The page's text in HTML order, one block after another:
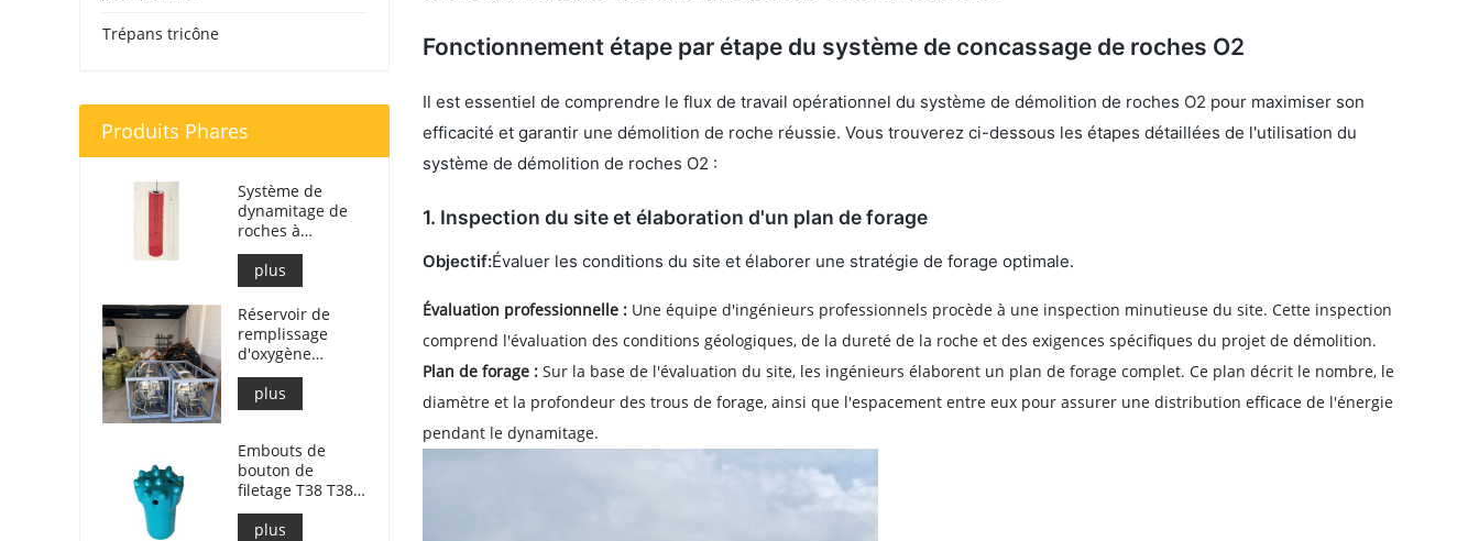
Fonctionnement étape par étape du système de concassage de roches O2
Il est essentiel de comprendre le flux de travail opérationnel du système de démolition de roches O2 pour maximiser son
efficacité et garantir une démolition de roche réussie. Vous trouverez ci-dessous les étapes détaillées de l'utilisation du
système de démolition de roches O2 :
1. Inspection du site et élaboration d'un plan de forage
Objectif:Évaluer les conditions du site et élaborer une stratégie de forage optimale.
Évaluation professionnelle : Une équipe d'ingénieurs professionnels procède à une inspection minutieuse du site. Cette inspection
comprend l'évaluation des conditions géologiques, de la dureté de la roche et des exigences spécifiques du projet de démolition.
Plan de forage : Sur la base de l'évaluation du site, les ingénieurs élaborent un plan de forage complet. Ce plan décrit le nombre, le
diamètre et la profondeur des trous de forage, ainsi que l'espacement entre eux pour assurer une distribution efficace de l'énergie
pendant le dynamitage.
Trépans tricône
Produits Phares
Système de
dynamitage de
roches à
l'oxygène liquide
| Fendage de
roches à
l'oxygène liquide
pour
l'exploitation
minière
plus
Réservoir de
remplissage
d'oxygène
liquide 499 L
pour le
dynamitage de
plus
Embouts de
bouton de
filetage T38 T38-
76
plus